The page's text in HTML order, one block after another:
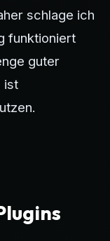
schlage ich
funktioniert
guter
ist